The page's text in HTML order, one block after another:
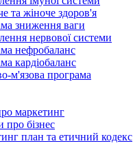
та жіноче здоров'я
зниження ваги
нервової системи
нефробаланс
кардіобаланс
м'язова програма
маркетинг
про бізнес
план та етичний кодекс